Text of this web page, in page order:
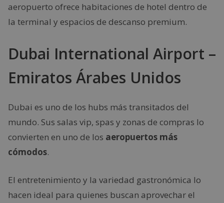
aeropuerto ofrece habitaciones de hotel dentro de
la terminal y espacios de descanso premium.
Dubai International Airport –
Emiratos Árabes Unidos
Dubai es uno de los hubs más transitados del
mundo. Sus salas vip, spas y zonas de compras lo
convierten en uno de los aeropuertos más
cómodos.
El entretenimiento y la variedad gastronómica lo
hacen ideal para quienes buscan aprovechar el